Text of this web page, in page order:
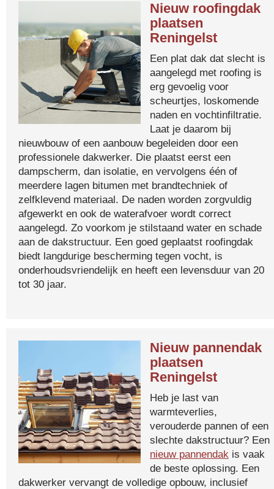
Nieuw roofingdak
plaatsen
Reningelst
Een plat dak dat slecht is
aangelegd met roofing is
erg gevoelig voor
scheurtjes, loskomende
naden en vochtinfiltratie.
Laat je daarom bij
nieuwbouw of een aanbouw begeleiden door een
professionele dakwerker. Die plaatst eerst een
dampscherm, dan isolatie, en vervolgens één of
meerdere lagen bitumen met brandtechniek of
zelfklevend materiaal. De naden worden zorgvuldig
afgewerkt en ook de waterafvoer wordt correct
aangelegd. Zo voorkom je stilstaand water en schade
aan de dakstructuur. Een goed geplaatst roofingdak
biedt langdurige bescherming tegen vocht, is
onderhoudsvriendelijk en heeft een levensduur van 20
tot 30 jaar.
Nieuw pannendak
plaatsen
Reningelst
Heb je last van
warmteverlies,
verouderde pannen of een
slechte dakstructuur? Een
nieuw pannendak is vaak
de beste oplossing. Een
dakwerker vervangt de volledige opbouw, inclusief